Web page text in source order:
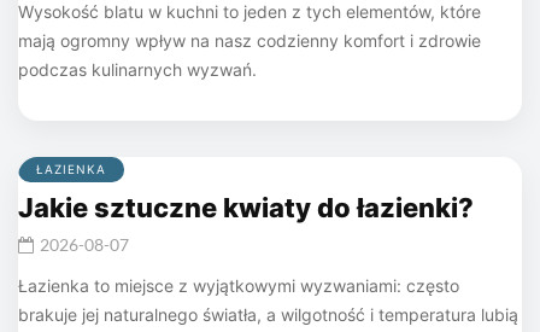
Wysokość blatu w kuchni to jeden z tych elementów, które
mają ogromny wpływ na nasz codzienny komfort i zdrowie
podczas kulinarnych wyzwań.
ŁAZIENKA
Jakie sztuczne kwiaty do łazienki?
2026-08-07
Łazienka to miejsce z wyjątkowymi wyzwaniami: często
brakuje jej naturalnego światła, a wilgotność i temperatura lubią